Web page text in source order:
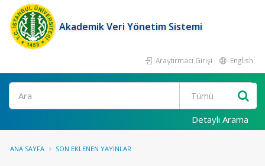
Akademik Veri Yönetim Sistemi
Araştırmacı Girişi English
Ara
Detaylı Arama
ANA SAYFA SON EKLENEN YAYINLAR